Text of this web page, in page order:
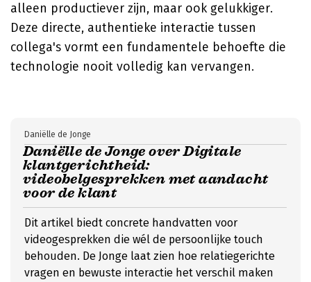
alleen productiever zijn, maar ook gelukkiger.
Deze directe, authentieke interactie tussen
collega's vormt een fundamentele behoefte die
technologie nooit volledig kan vervangen.
Daniëlle de Jonge over Digitale
klantgerichtheid:
videobelgesprekken met aandacht
voor de klant
Daniëlle de Jonge
Dit artikel biedt concrete handvatten voor
videogesprekken die wél de persoonlijke touch
behouden. De Jonge laat zien hoe relatiegerichte
vragen en bewuste interactie het verschil maken